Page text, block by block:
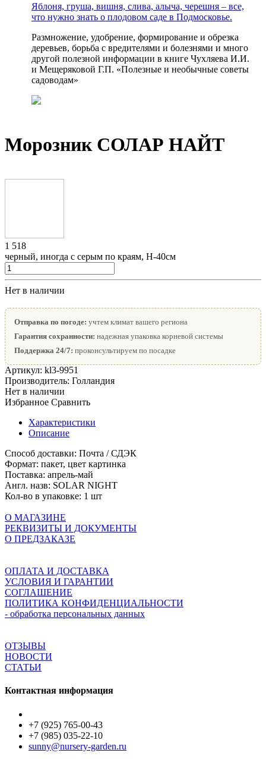
Яблоня, груша, вишня, слива, алыча, черешня – все,
что нужно знать о плодовом саде в Подмосковье.
Размножение, удобрение, формирование и обрезка
деревьев, борьба с вредителями и болезнями и много
другой полезной информации в книге Чухляева И.И.
и Мещеряковой Г.П. «Полезные и необычные советы
садоводам»
Морозник СОЛАР НАЙТ
1 518
черный, иногда с серым по краям, Н-40см
Нет в наличии
Отправка по погоде: учтем климат вашего региона
Гарантия сохранности: надежная упаковка корневой системы
Поддержка 24/7: проконсультируем по посадке
Артикул: kl3-9951
Производитель: Голландия
Нет в наличии
Избранное Сравнить
Характеристики
Описание
Способ доставки: Почта / СДЭК
Формат: пакет, цвет картинка
Поставка: апрель-май
Англ. назв: SOLAR NIGHT
Кол-во в упаковке: 1 шт
О МАГАЗИНЕ
РЕКВИЗИТЫ И ДОКУМЕНТЫ
О ПРЕДЗАКАЗЕ
ОПЛАТА И ДОСТАВКА
УСЛОВИЯ И ГАРАНТИИ
СОГЛАШЕНИЕ
ПОЛИТИКА КОНФИДЕНЦИАЛЬНОСТИ
- обработка персональных данных
ОТЗЫВЫ
НОВОСТИ
СТАТЬИ
Контактная информация
+7 (925) 765-00-43
+7 (985) 035-22-10
sunny@nursery-garden.ru